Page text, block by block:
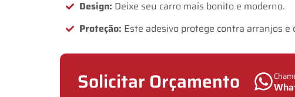
Design: Deixe seu carro mais bonito e moderno.
Proteção: Este adesivo protege contra arranjos
Solicitar Orçamento